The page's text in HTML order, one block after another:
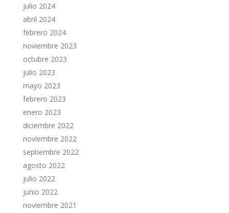
julio 2024
abril 2024
febrero 2024
noviembre 2023
octubre 2023
julio 2023
mayo 2023
febrero 2023
enero 2023
diciembre 2022
noviembre 2022
septiembre 2022
agosto 2022
julio 2022
junio 2022
noviembre 2021